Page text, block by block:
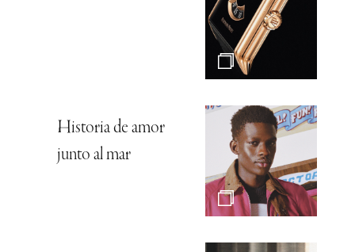
Historia de amor
junto al mar